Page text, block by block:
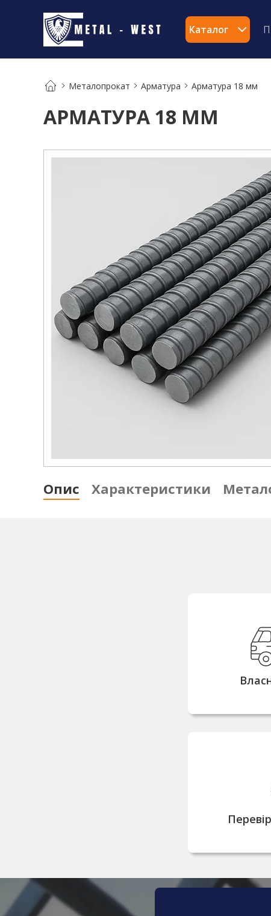
Каталог
Металопрокат Арматура Арматура 18 мм
АРМАТУРА 18 ММ
Опис Характеристики
тонн
Працюємо з